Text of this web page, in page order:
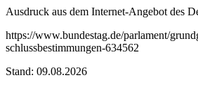
Ausdruck aus dem Internet-Angebot des
https://www.bundestag.de/parlament/
schlussbestimmungen-634562
Stand: 09.08.2026